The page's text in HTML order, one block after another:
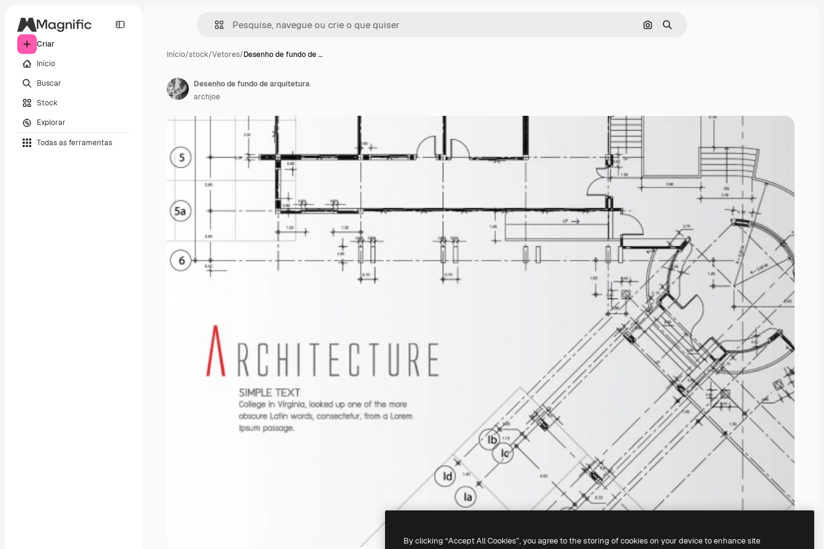
Criar
Início
Buscar
Stock
Explorar
Todas as ferramentas
Pesquisar por imagem
Buscar
Início/stock/Vetores/Desenho de fundo de …
Desenho de fundo de arquitetura
archjoe
By clicking “Accept All Cookies”, you agree to the storing of cookies on your device to enhance site